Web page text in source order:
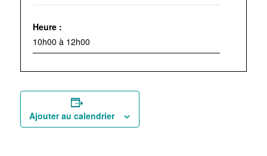
Heure :
10h00 à 12h00
Ajouter au calendrier